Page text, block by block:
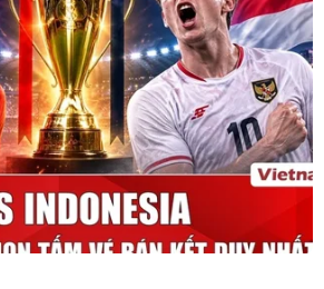
#Xung đột
#Giải pháp hòa bình
#Mỹ-Iran Iran